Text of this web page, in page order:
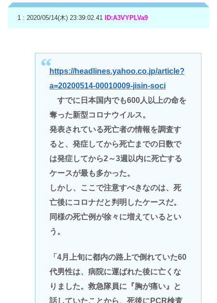
1 : 2020/05/14(木) 23:39:02.41 ID:A3VYPLVa9
https://headlines.yahoo.co.jp/article?
a=20200514-00010009-jisin-soci
すでに日本国内でも600人以上の命を
奪った新型コロナウイルス。
発表されている死亡者の情報を調査す
ると、発症してから死亡までの日数で
は発症してから2～3週以内に死亡する
ケースが最も多かった。
しかし、ここで注意すべきなのは、死
亡後にコロナだと判明したケースだ。
同様の死亡例が徐々に増えているとい
う。
「4月上旬に都内の路上で倒れていた60
代男性は、病院に運ばれた後に亡くな
りました。救急隊員に『胸が痛い』と
話していたことから、死後にPCR検査